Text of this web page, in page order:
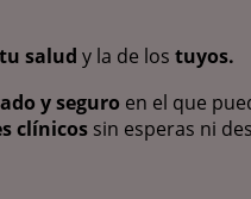
tu salud y la de los tuyos.
y seguro en el que
clínicos sin esperas ni